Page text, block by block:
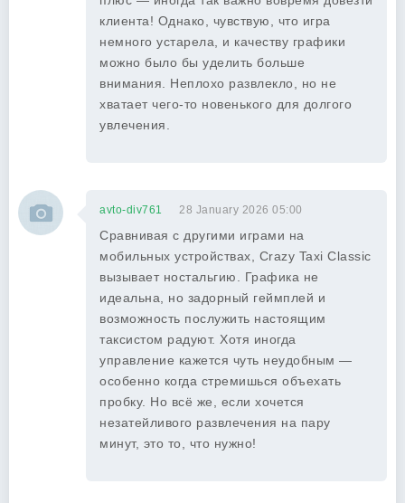
клиента! Однако, чувствую, что игра
немного устарела, и качеству графики
можно было бы уделить больше
внимания. Неплохо развлекло, но не
хватает чего-то новенького для долгого
увлечения.
avto-div761 28 January 2026 05:00
Сравнивая с другими играми на
мобильных устройствах, Crazy Taxi Classic
вызывает ностальгию. Графика не
идеальна, но задорный геймплей и
возможность послужить настоящим
таксистом радуют. Хотя иногда
управление кажется чуть неудобным —
особенно когда стремишься объехать
пробку. Но всё же, если хочется
незатейливого развлечения на пару
минут, это то, что нужно!